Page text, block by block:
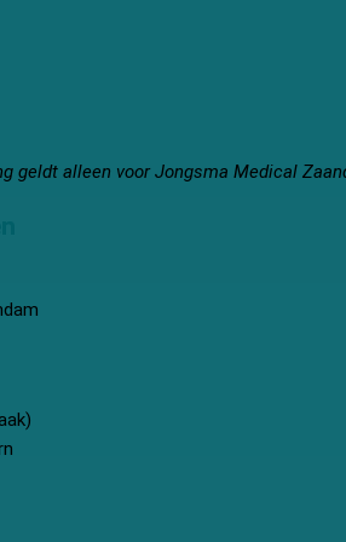
geldt alleen voor Jongsma Medical